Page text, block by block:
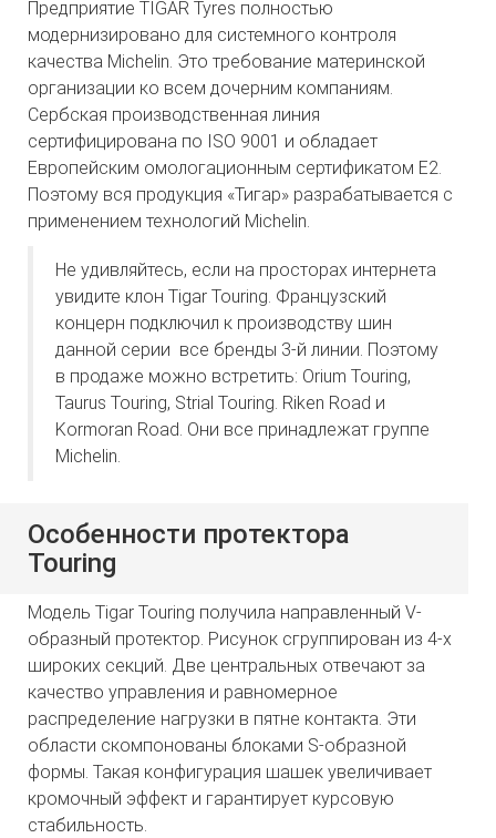
Предприятие TIGAR Tyres полностью
модернизировано для системного контроля
качества Michelin. Это требование материнской
организации ко всем дочерним компаниям.
Сербская производственная линия
сертифицирована по ISO 9001 и обладает
Европейским омологационным сертификатом E2.
Поэтому вся продукция «Тигар» разрабатывается с
применением технологий Michelin.
Не удивляйтесь, если на просторах интернета
увидите клон Tigar Touring. Французский
концерн подключил к производству шин
данной серии все бренды 3-й линии. Поэтому
в продаже можно встретить: Orium Touring,
Taurus Touring, Strial Touring. Riken Road и
Kormoran Road. Они все принадлежат группе
Michelin.
Особенности протектора
Touring
Модель Tigar Touring получила направленный V-
образный протектор. Рисунок сгруппирован из 4-х
широких секций. Две центральных отвечают за
качество управления и равномерное
распределение нагрузки в пятне контакта. Эти
области скомпонованы блоками S-образной
формы. Такая конфигурация шашек увеличивает
кромочный эффект и гарантирует курсовую
стабильность.